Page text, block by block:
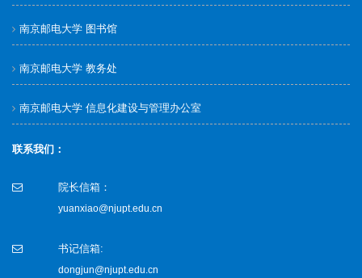
南京邮电大学 图书馆
南京邮电大学 教务处
南京邮电大学 信息化建设与管理办公室
联系我们：
院长信箱：
yuanxiao@njupt.edu.cn
书记信箱:
dongjun@njupt.edu.cn